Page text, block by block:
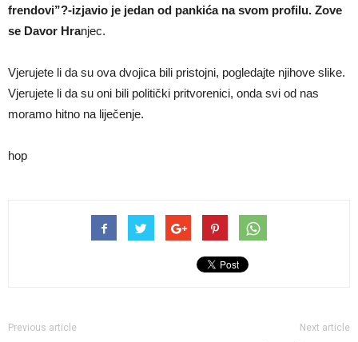
frendovi”?-izjavio je jedan od pankića na svom profilu. Zove
se Davor Hranjec.
Vjerujete li da su ova dvojica bili pristojni, pogledajte njihove slike.
Vjerujete li da su oni bili politički pritvorenici, onda svi od nas
moramo hitno na liječenje.
hop
Previous article Next article